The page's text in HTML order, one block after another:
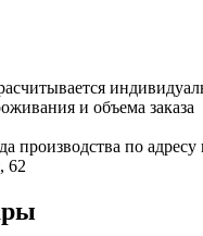
и объема заказа
производства по адресу
62